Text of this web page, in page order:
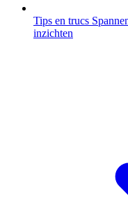
Tips en trucs
inzichten